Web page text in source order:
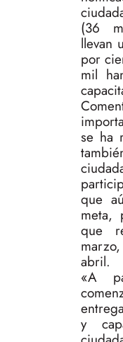
(36
llevan
por
mil
se ha
que
meta,
que
abril.
«A
y